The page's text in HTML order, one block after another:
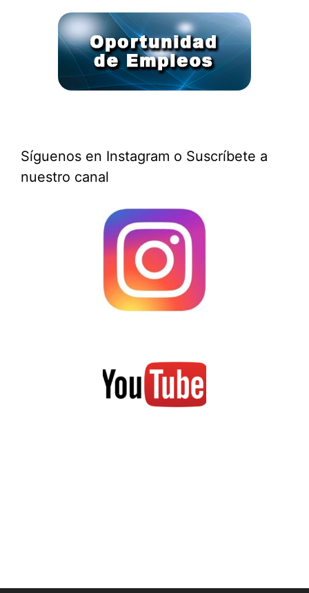
Síguenos en Instagram o Suscríbete a
nuestro canal